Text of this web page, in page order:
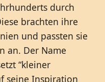
durch
brachten ihre
und passten sie
an. Der Name
“kleiner
seine Inspiration